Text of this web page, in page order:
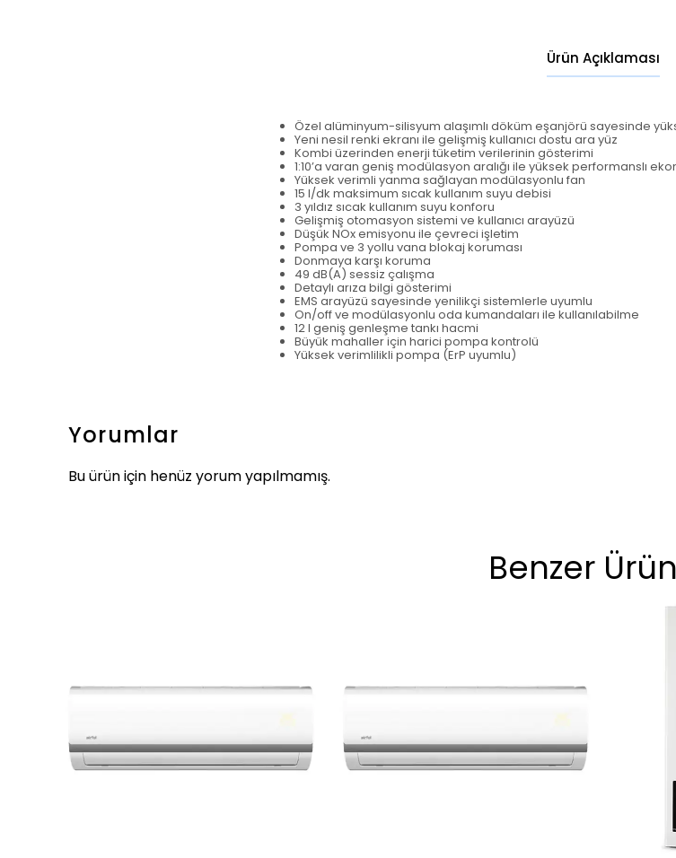
Ürün Açıklaması
Özel alüminyum-silisyum alaşımlı döküm eşanjörü sayesinde
Yeni nesil renki ekranı ile gelişmiş kullanıcı dostu ara yüz
Kombi üzerinden enerji tüketim verilerinin gösterimi
1:10’a varan geniş modülasyon aralığı ile yüksek performanslı
Yüksek verimli yanma sağlayan modülasyonlu fan
15 l/dk maksimum sıcak kullanım suyu debisi
3 yıldız sıcak kullanım suyu konforu
Gelişmiş otomasyon sistemi ve kullanıcı arayüzü
Düşük NOx emisyonu ile çevreci işletim
Pompa ve 3 yollu vana blokaj koruması
Donmaya karşı koruma
49 dB(A) sessiz çalışma
Detaylı arıza bilgi gösterimi
EMS arayüzü sayesinde yenilikçi sistemlerle uyumlu
On/off ve modülasyonlu oda kumandaları ile kullanılabilme
12 l geniş genleşme tankı hacmi
Büyük mahaller için harici pompa kontrolü
Yüksek verimlilikli pompa (ErP uyumlu)
Yorumlar
Bu ürün için henüz yorum yapılmamış.
Benzer